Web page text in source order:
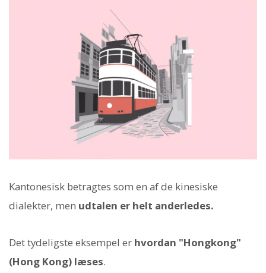
Kantonesisk betragtes som en af de kinesiske
dialekter, men udtalen er helt anderledes.
Det tydeligste eksempel er hvordan "Hongkong"
(Hong Kong) læses.